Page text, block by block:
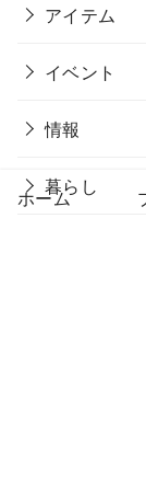
アイテム
イベント
情報
暮らし
ホーム